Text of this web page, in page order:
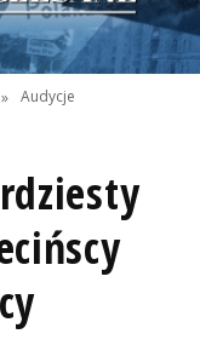
» Audycje